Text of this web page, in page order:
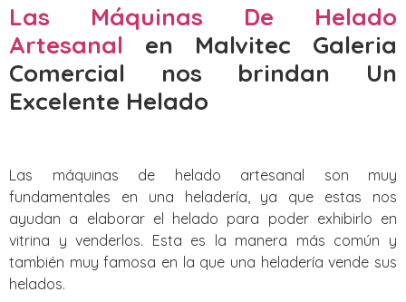
Las Máquinas De Helado
Artesanal en Malvitec Galeria
Comercial nos brindan Un
Excelente Helado
Las máquinas de helado artesanal son muy
fundamentales en una heladería, ya que estas nos
ayudan a elaborar el helado para poder exhibirlo en
vitrina y venderlos. Esta es la manera más común y
también muy famosa en la que una heladería vende sus
helados.